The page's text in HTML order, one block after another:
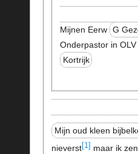
Mijnen Eerw G
Onderpastor in OLV
Kortrijk
Mijn oud kleen
nieverst[1] maar ik